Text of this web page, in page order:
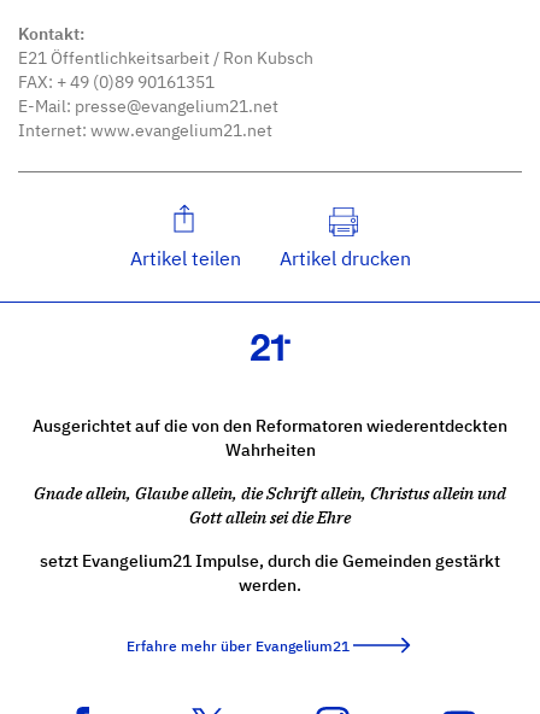
Kontakt:
E21 Öffentlichkeitsarbeit / Ron Kubsch
FAX: + 49 (0)89 90161351
E-Mail: presse@evangelium21.net
Internet: www.evangelium21.net
Artikel teilen Artikel drucken
Ausgerichtet auf die von den Reformatoren wiederentdeckten
Wahrheiten
Gnade allein, Glaube allein, die Schrift allein, Christus allein und
Gott allein sei die Ehre
setzt Evangelium21 Impulse, durch die Gemeinden gestärkt
werden.
Erfahre mehr über Evangelium21